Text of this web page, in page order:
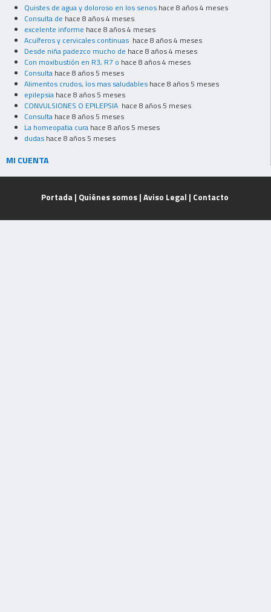
Quistes de agua y doloroso en los senos hace 8 años 4 meses
Consulta de hace 8 años 4 meses
excelente informe hace 8 años 4 meses
Acuíferos y cervicales continuas hace 8 años 4 meses
Desde niña padezco mucho de hace 8 años 4 meses
Con moxibustión en R3, R7 o hace 8 años 4 meses
Consulta hace 8 años 5 meses
Alimentos crudos, los mas saludables hace 8 años 5 meses
epilepsia hace 8 años 5 meses
CONVULSIONES O EPILEPSIA hace 8 años 5 meses
Consulta hace 8 años 5 meses
La homeopatia cura hace 8 años 5 meses
dudas hace 8 años 5 meses
MI CUENTA
Portada | Quiénes somos| Aviso Legal | Contacto